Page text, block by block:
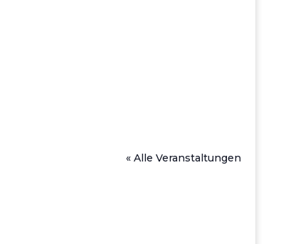
« Alle Veranstaltungen